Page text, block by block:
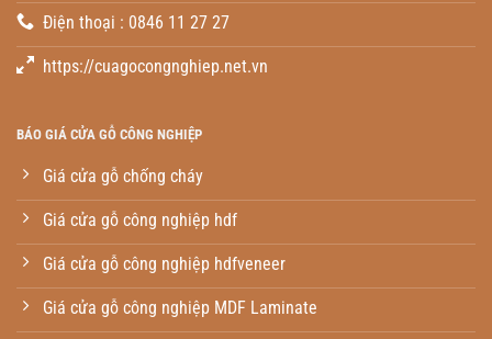
Điện thoại : 0846 11 27 27
https://cuagocongnghiep.net.vn
BÁO GIÁ CỬA GỖ CÔNG NGHIỆP
Giá cửa gỗ chống cháy
Giá cửa gỗ công nghiệp hdf
Giá cửa gỗ công nghiệp hdfveneer
Giá cửa gỗ công nghiệp MDF Laminate